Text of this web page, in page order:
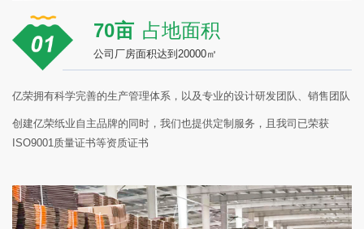
70亩 占地面积
公司厂房面积达到20000㎡
亿荣拥有科学完善的生产管理体系，以及专业的设计研发团队、销售团队
创建亿荣纸业自主品牌的同时，我们也提供定制服务，且我司已荣获
ISO9001质量证书等资质证书